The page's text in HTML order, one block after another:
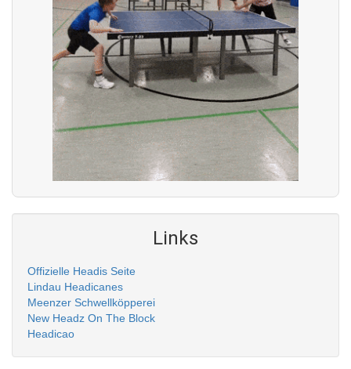
Links
Offizielle Headis Seite
Lindau Headicanes
Meenzer Schwellköpperei
New Headz On The Block
Headicao